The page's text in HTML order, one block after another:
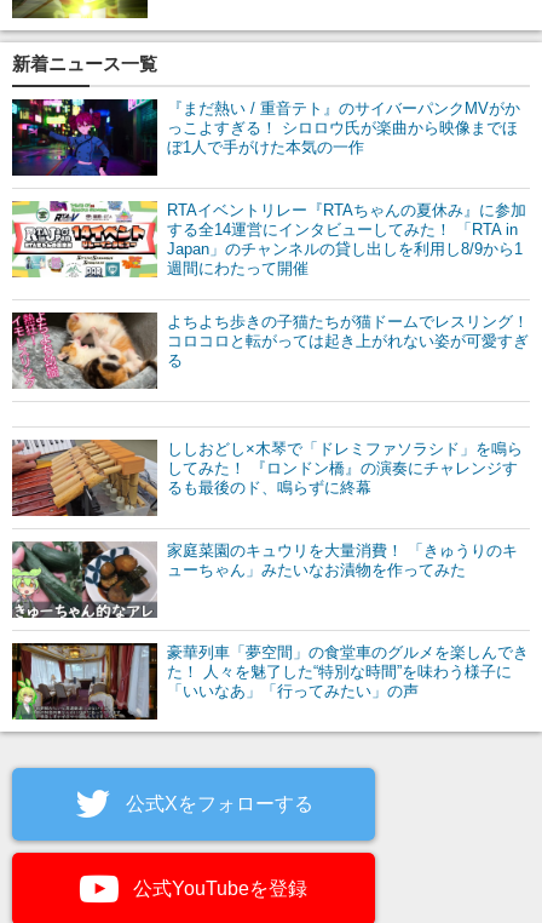
新着ニュース一覧
『まだ熱い / 重音テト』のサイバーパンクMVがか
っこよすぎる！ シロロウ氏が楽曲から映像までほ
ぼ1人で手がけた本気の一作
RTAイベントリレー『RTAちゃんの夏休み』に参加
する全14運営にインタビューしてみた！ 「RTA in
Japan」のチャンネルの貸し出しを利用し8/9から1
週間にわたって開催
よちよち歩きの子猫たちが猫ドームでレスリング！
コロコロと転がっては起き上がれない姿が可愛すぎ
る
ししおどし×木琴で「ドレミファソラシド」を鳴ら
してみた！ 『ロンドン橋』の演奏にチャレンジす
るも最後のド、鳴らずに終幕
家庭菜園のキュウリを大量消費！ 「きゅうりのキ
ューちゃん」みたいなお漬物を作ってみた
豪華列車「夢空間」の食堂車のグルメを楽しんでき
た！ 人々を魅了した“特別な時間”を味わう様子に
「いいなあ」「行ってみたい」の声
公式Xをフォローする
公式YouTubeを登録